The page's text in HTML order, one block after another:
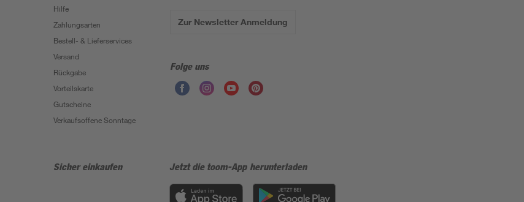
Hilfe
Zahlungsarten
Bestell- & Lieferservices
Versand
Rückgabe
Vorteilskarte
Gutscheine
Verkaufsoffene Sonntage
Zur Newsletter Anmeldung
Folge uns
Sicher einkaufen Jetzt die toom-App herunterladen